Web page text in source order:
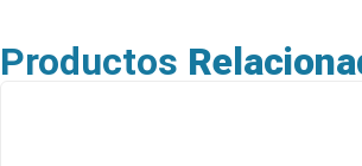
Productos